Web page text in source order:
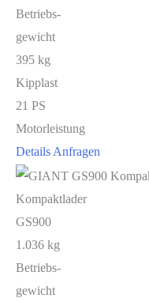
Betriebs-
gewicht
395 kg
Kipplast
21 PS
Motorleistung
Details Anfragen
Kompaktlader
GS900
1.036 kg
Betriebs-
gewicht